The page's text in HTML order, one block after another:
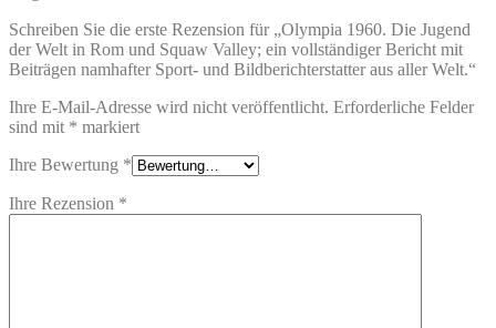
Schreiben Sie die erste Rezension für „Olympia 1960. Die Jugend
der Welt in Rom und Squaw Valley; ein vollständiger Bericht mit
Beiträgen namhafter Sport- und Bildberichterstatter aus aller Welt.“
Ihre E-Mail-Adresse wird nicht veröffentlicht. Erforderliche Felder
sind mit * markiert
Ihre Bewertung *
Ihre Rezension *